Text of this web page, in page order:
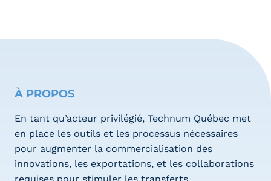
À PROPOS
En tant qu’acteur privilégié, Technum Québec met
en place les outils et les processus nécessaires
pour augmenter la commercialisation des
innovations, les exportations, et les collaborations